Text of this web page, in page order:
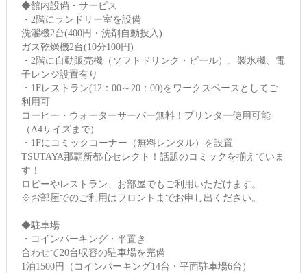
◆館内設備・サービス
・2階にランドリー室を設備
洗濯機2台(400円・洗剤自動投入)
ガス乾燥機2台(10分100円)
・2階に自動販売機（ソフトドリンク・ビール）、製氷機、電
子レンジ設置有り
・1Fレストラン(12：00～20：00)をワークスペースとしてご
利用可
コーヒー・ウォーターサーバー無料！プリンター使用可能
（A4サイズまで)
・1Fにコミックコーナー（無料レンタル）を設置
TSUTAYA那覇新都心セレクト！話題のコミックを揃えていま
す！
ロビーやレストラン、お部屋でもご利用いただけます。
※お部屋でのご利用はフロントまでお申し出ください。
◆駐車場
・コインパーキング・平置き
合わせて20台収容の駐車場を完備
1泊1500円（コインパーキング14台・平面駐車場6台）